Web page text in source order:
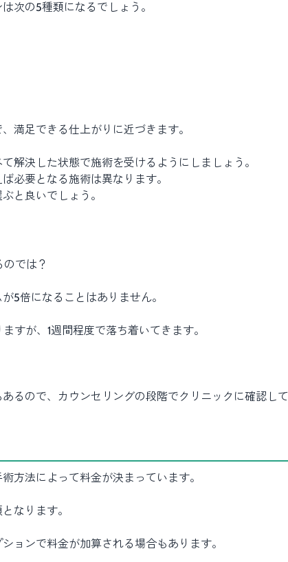
次の5種類になるでしょう。
満足できる仕上がりに近づきます。
解決した状態で施術を受けるようにしましょう。
必要となる施術は異なります。
と良いでしょう。
では？
5倍になることはありません。
すが、1週間程度で落ち着いてきます。
るので、カウンセリングの段階でクリニックに確認して
方法によって料金が決まっています。
なります。
ョンで料金が加算される場合もあります。